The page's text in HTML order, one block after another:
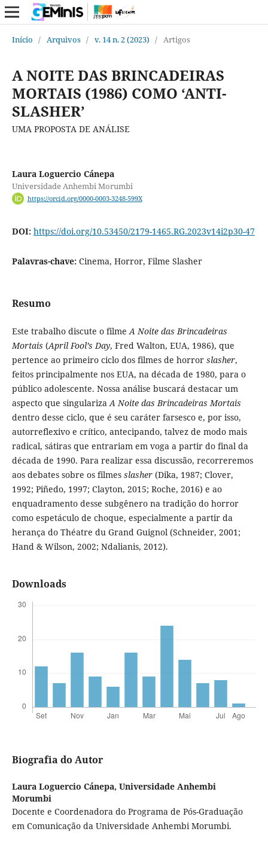
Início / Arquivos / v. 14 n. 2 (2023) / Artigos
A NOITE DAS BRINCADEIRAS
MORTAIS (1986) COMO ‘ANTI-
SLASHER’
UMA PROPOSTA DE ANÁLISE
Laura Loguercio Cánepa
Universidade Anhembi Morumbi
https://orcid.org/0000-0003-3248-599X
DOI: https://doi.org/10.53450/2179-1465.RG.2023v14i2p30-47
Palavras-chave: Cinema, Horror, Filme Slasher
Resumo
Este trabalho discute o filmeA Noite das Brincadeiras
Mortais (April Fool’s Day, Fred Walton, EUA, 1986), que
pertence ao primeiro ciclo dos filmes de horror slasher,
feitos principalmente nos EUA, na década de 1980, para o
público adolescente. Nossa análise buscará destacar um
aspecto que singularizaA Noite das Brincadeiras Mortais
dentro desse ciclo, que é seu caráter farsesco e, por isso,
autorreflexivo e crítico, antecipando, talvez de modo mais
radical, sátiras que entrariam em voga a partir do final da
década de 1990. Para realizar essa discussão, recorreremos
aos debates sobre os filmes slasher(Dika, 1987; Clover,
1992; Piñedo, 1997; Clayton, 2015; Roche, 2016) e ao
enquadramento desse subgênero na tradição do horror
como espetáculo de choque, especialmente a partir da
herança do Théatre du Grand Guignol (Schneider, 2001;
Hand & Wilson, 2002; Ndalianis, 2012).
Downloads
Biografia do Autor
Laura Loguercio Cánepa, Universidade Anhembi
Morumbi
Docente e Coordenadora do Programa de Pós-Graduação
em Comunicação da Universidade Anhembi Morumbi.